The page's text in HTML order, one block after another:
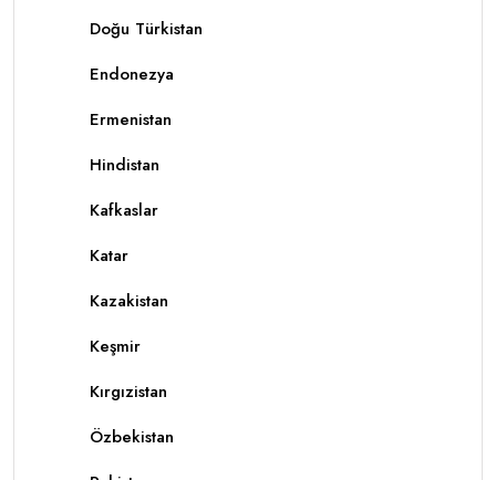
Doğu Türkistan
Endonezya
Ermenistan
Hindistan
Kafkaslar
Katar
Kazakistan
Keşmir
Kırgızistan
Özbekistan